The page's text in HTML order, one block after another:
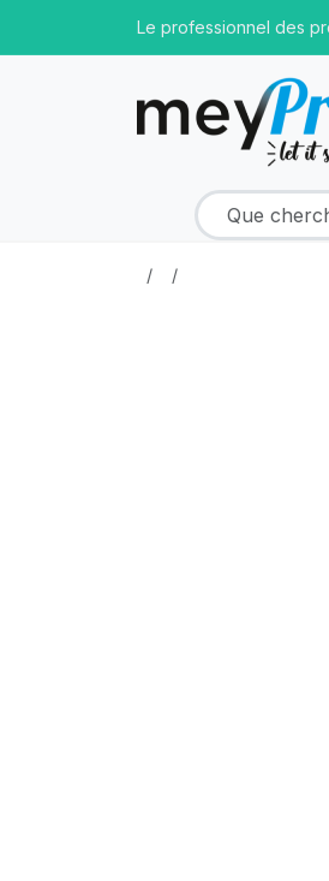
Le professionnel des